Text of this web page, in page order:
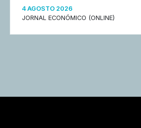
4 AGOSTO 2026
JORNAL ECONÓMICO (ONLINE)